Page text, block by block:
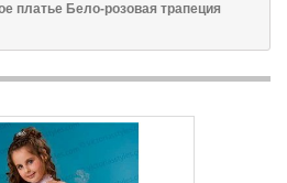
платье Бело-розовая трапеция